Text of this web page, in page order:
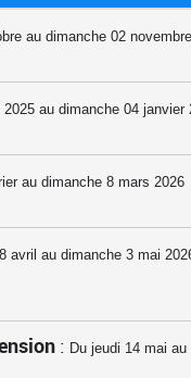
au dimanche 02
au dimanche 04 janvier
au dimanche 8 mars 2026
avril au dimanche 3 mai
: Du jeudi 14 mai